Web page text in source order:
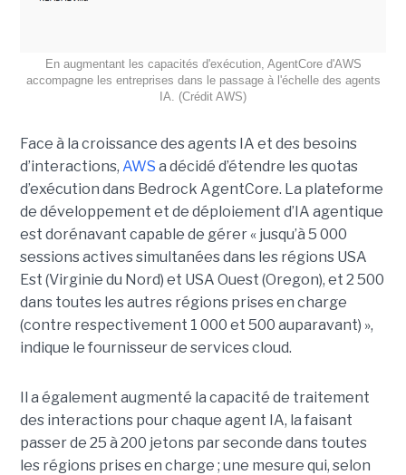
En augmentant les capacités d'exécution, AgentCore d'AWS
accompagne les entreprises dans le passage à l'échelle des agents
IA. (Crédit AWS)
Face à la croissance des agents IA et des besoins
d’interactions, AWS a décidé d’étendre les quotas
d’exécution dans Bedrock AgentCore. La plateforme
de développement et de déploiement d’IA agentique
est dorénavant capable de gérer « jusqu’à 5 000
sessions actives simultanées dans les régions USA
Est (Virginie du Nord) et USA Ouest (Oregon), et 2 500
dans toutes les autres régions prises en charge
(contre respectivement 1 000 et 500 auparavant) »,
indique le fournisseur de services cloud.
Il a également augmenté la capacité de traitement
des interactions pour chaque agent IA, la faisant
passer de 25 à 200 jetons par seconde dans toutes
les régions prises en charge ; une mesure qui, selon